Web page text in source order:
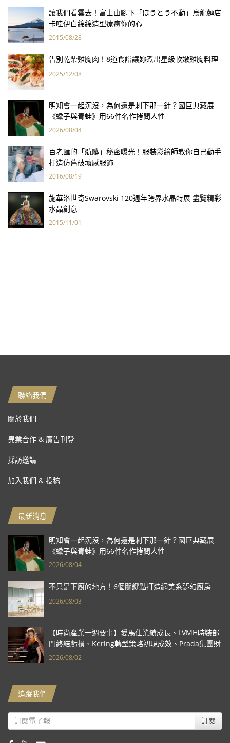
讓我們看雲去！富士山腳下「ほうとう不動」烏龍麵店
卡哇伊白綿綿造型療癒你的心
2015/08/28
告別乾柴雞胸肉！8道食譜讓妳煮出星級軟嫩雞胸料理
2025/12/08
明知會一起沉沒，為何還是刺下那一針？國巨典藏展
《蠍子與青蛙》用66件名作拷問人性
2026/08/04
百老匯的「骯髒」秘密曝光！服裝彩繪師教你自己動手
打造仿舊破壞感服飾
2016/08/19
施華洛世奇Swarovski 120週年跨界水晶特展 盡覽精彩
水晶創意
2015/11/01
聯絡我們
關於我們
異業合作 & 廣告刊登
採訪邀請
加入我們 & 投稿
最新消息
明知會一起沉沒，為何還是刺下那一針？國巨典藏展
《蠍子與青蛙》用66件名作拷問人性
2026/08/04
不只是下廚的地方！6個關鍵點打造網美系夢幻廚房
2026/08/03
【時尚產業一週要事】愛馬仕業績成長、LVMH時裝部
門終結虧損、Kering轉型策略初現成效、Prada集團財
報亮眼
2026/08/02
追蹤我們
訂閱